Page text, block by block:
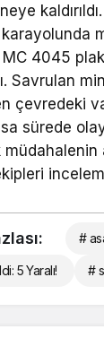
kaldırıldı.
karayolunda
4045
Savrulan
çevredeki
sürede
#
5 Yaralı! #